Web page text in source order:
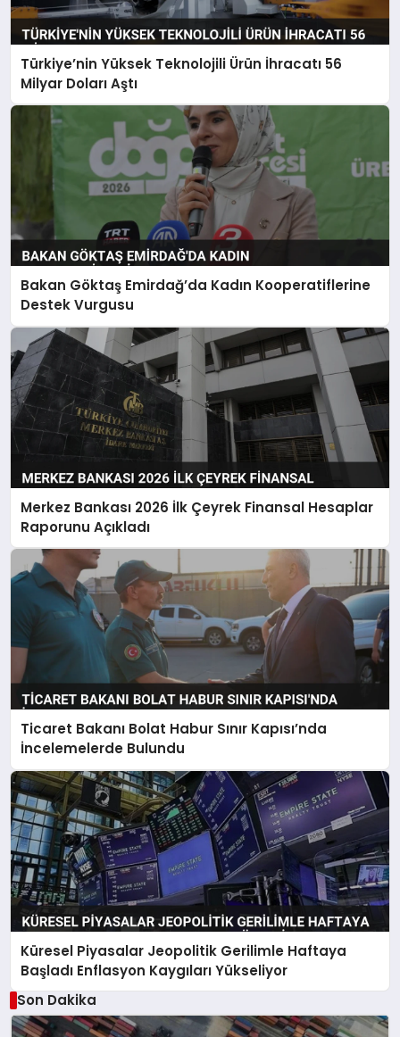
Türkiye’nin Yüksek Teknolojili Ürün İhracatı 56
Milyar Doları Aştı
Bakan Göktaş Emirdağ’da Kadın Kooperatiflerine
Destek Vurgusu
Merkez Bankası 2026 İlk Çeyrek Finansal Hesaplar
Raporunu Açıkladı
Ticaret Bakanı Bolat Habur Sınır Kapısı’nda
İncelemelerde Bulundu
Küresel Piyasalar Jeopolitik Gerilimle Haftaya
Başladı Enflasyon Kaygıları Yükseliyor
Son Dakika